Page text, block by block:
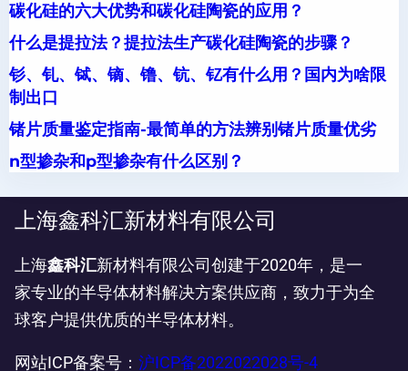
碳化硅的六大优势和碳化硅陶瓷的应用？
什么是提拉法？提拉法生产碳化硅陶瓷的步骤？
钐、钆、铽、镝、镥、钪、钇有什么用？国内为啥限
制出口
锗片质量鉴定指南-最简单的方法辨别锗片质量优劣
n型掺杂和p型掺杂有什么区别？
上海鑫科汇新材料有限公司
上海鑫科汇新材料有限公司创建于2020年，是一
家专业的半导体材料解决方案供应商，致力于为全
球客户提供优质的半导体材料。
网站ICP备案号： 沪ICP备2022022028号-4